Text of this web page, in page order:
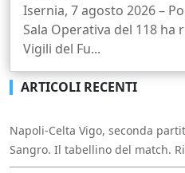
Isernia, 7 agosto 2026 –
Sala Operativa del 118 ha
Vigili del Fu...
ARTICOLI RECENTI
Napoli-Celta Vigo, seconda
Sangro. Il tabellino del match.